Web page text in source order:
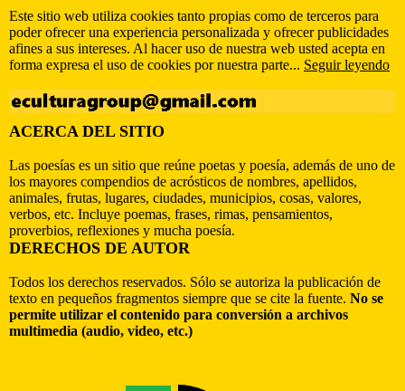
Este sitio web utiliza cookies tanto propias como de terceros para
poder ofrecer una experiencia personalizada y ofrecer publicidades
afines a sus intereses. Al hacer uso de nuestra web usted acepta en
forma expresa el uso de cookies por nuestra parte... Seguir leyendo
ACERCA DEL SITIO
Las poesías es un sitio que reúne poetas y poesía, además de uno de
los mayores compendios de acrósticos de nombres, apellidos,
animales, frutas, lugares, ciudades, municipios, cosas, valores,
verbos, etc. Incluye poemas, frases, rimas, pensamientos,
proverbios, reflexiones y mucha poesía.
DERECHOS DE AUTOR
Todos los derechos reservados. Sólo se autoriza la publicación de
texto en pequeños fragmentos siempre que se cite la fuente. No se
permite utilizar el contenido para conversión a archivos
multimedia (audio, video, etc.)